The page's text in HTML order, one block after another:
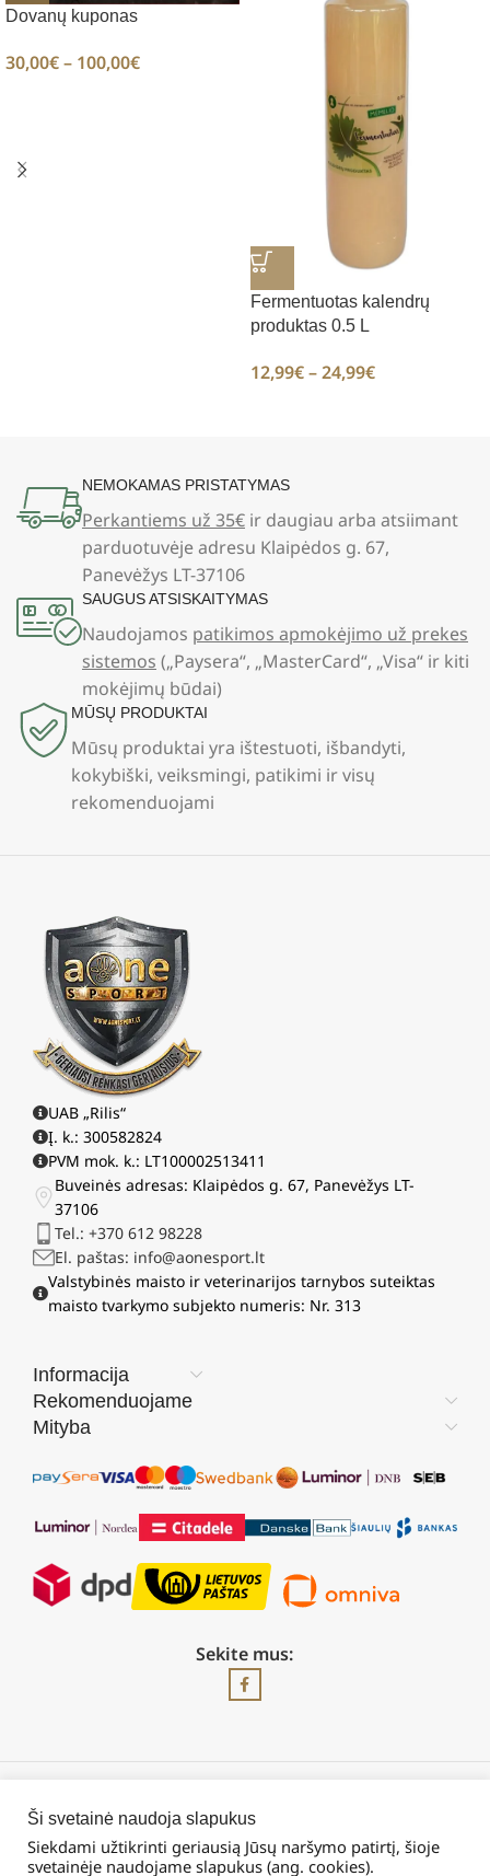
Dovanų kuponas
30,00€– 100,00€
Fermentuotas kalendrų
produktas 0.5 L
12,99€–24,99€
NEMOKAMAS PRISTATYMAS
Perkantiems už 35€ ir daugiau arba atsiimant
parduotuvėje adresu Klaipėdos g. 67,
Panevėžys LT-37106
SAUGUS ATSISKAITYMAS
Naudojamos patikimos apmokėjimo už prekes
sistemos („Paysera“, „MasterCard“, „Visa“ ir kiti
mokėjimų būdai)
MŪSŲ PRODUKTAI
Mūsų produktai yra ištestuoti, išbandyti,
kokybiški, veiksmingi, patikimi ir visų
rekomenduojami
UAB „Rilis“
Į. k.: 300582824
PVM mok. k.: LT100002513411
Buveinės adresas: Klaipėdos g. 67, Panevėžys LT-
37106
Tel.: +370 612 98228
El. paštas: info@aonesport.lt
Valstybinės maisto ir veterinarijos tarnybos suteiktas
maisto tvarkymo subjekto numeris: Nr. 313
Informacija
Rekomenduojame
Mityba
Sekite mus:
2026 © Visos teisės saugomos | UAB „Rilis“
Ši svetainė naudoja slapukus
Siekdami užtikrinti geriausią Jūsų naršymo patirtį, šioje
svetainėje naudojame slapukus (ang. cookies).